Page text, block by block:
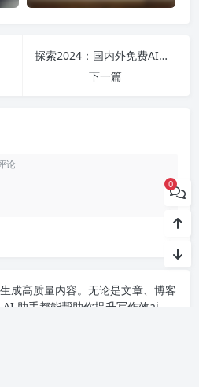
探索2024：国内外免费AI写作助手及其应用神器推荐，解锁写作新体验！
下一篇
成高质量内容。无论是文章、博客
助手都能帮助你提升写作效ai
0